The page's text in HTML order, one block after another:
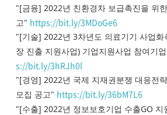
"[금융] 2022년 친환경차 보급촉진을 위
고" https://bit.ly/3MDoGe6
"[기술] 2022년 3차년도 의료기기 사업화
장 진출 지원사업) 기업지원사업 참여기
s://bit.ly/3hRJh0l
"[경영] 2022년 국제 지재권분쟁 대응전
모집 공고" https://bit.ly/36bM7L6
"[수출] 2022년 정보보호기업 수출GO 지